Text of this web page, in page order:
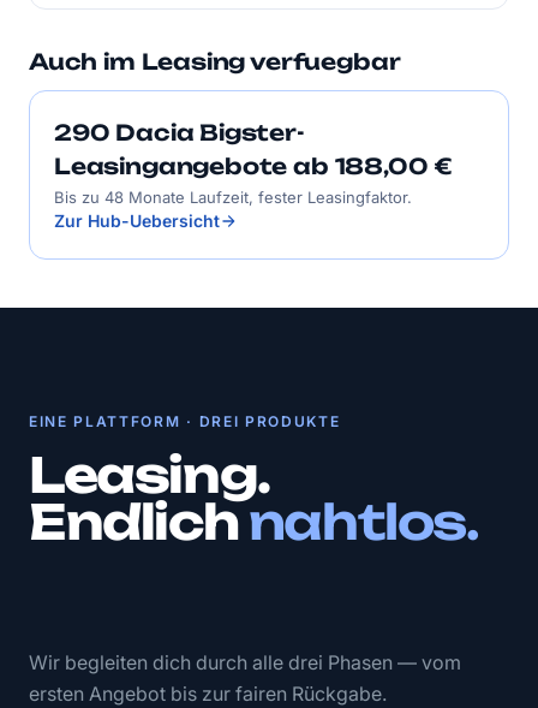
Auch im Leasing verfuegbar
290 Dacia Bigster-
Leasingangebote ab 188,00 €
Bis zu 48 Monate Laufzeit, fester Leasingfaktor.
Zur Hub-Uebersicht
EINE PLATTFORM · DREI PRODUKTE
Leasing.
Endlichnahtlos.
Wir begleiten dich durch alle drei Phasen — vom
ersten Angebot bis zur fairen Rückgabe.